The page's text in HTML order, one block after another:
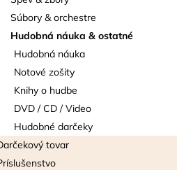
Súbory & orchestre
Hudobná náuka & ostatné
Hudobná náuka
Notové zošity
Knihy o hudbe
DVD / CD / Video
Hudobné darčeky
tovar
FLOW-BALL